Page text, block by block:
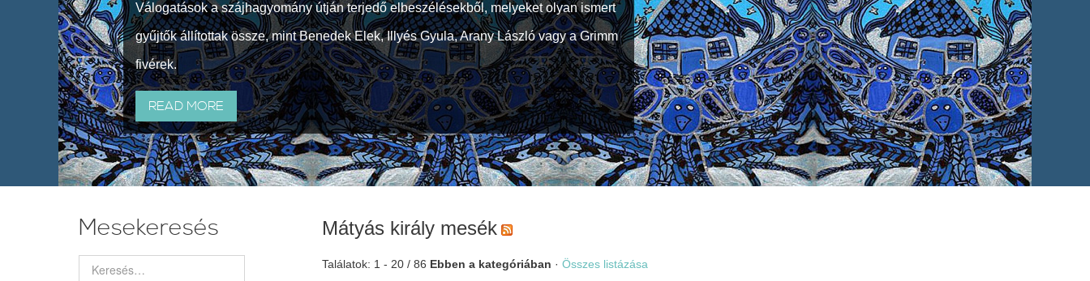
Válogatások a szájhagyomány útján terjedő elbeszélésekből, melyeket olyan ismert
gyűjtők állítottak össze, mint Benedek Elek, Illyés Gyula, Arany László vagy a Grimm
fivérek.
READ MORE
Mátyás király mesék
Találatok: 1 - 20 / 86 Ebben a kategóriában · Összes listázása
Mesekeresés